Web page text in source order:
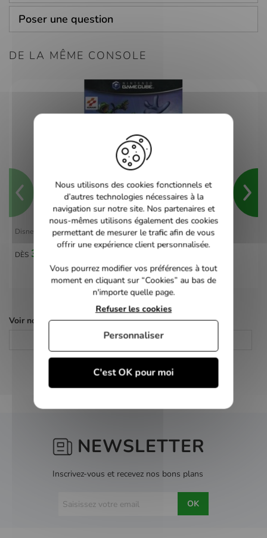
Poser une question
DE LA MÊME CONSOLE
Disney Sports Skateboarding - Gamecube
DÈS 30,00 €
Voir nos autres pages :
Consoles de salon
NEWSLETTER
Inscrivez-vous et recevez nos bons plans
OK
Nous utilisons des cookies fonctionnels et
d’autres technologies nécessaires à la
navigation sur notre site. Nos partenaires et
nous-mêmes utilisons également des cookies
permettant de mesurer le trafic afin de vous
offrir une expérience client personnalisée.
Vous pourrez modifier vos préférences à tout
moment en cliquant sur “Cookies” au bas de
n'importe quelle page.
C'est OK pour moi
Refuser les cookies
Personnaliser